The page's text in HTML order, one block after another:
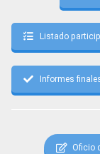
Listado
Informes
Oficio